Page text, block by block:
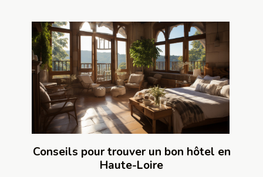
Conseils pour trouver un bon hôtel en
Haute-Loire